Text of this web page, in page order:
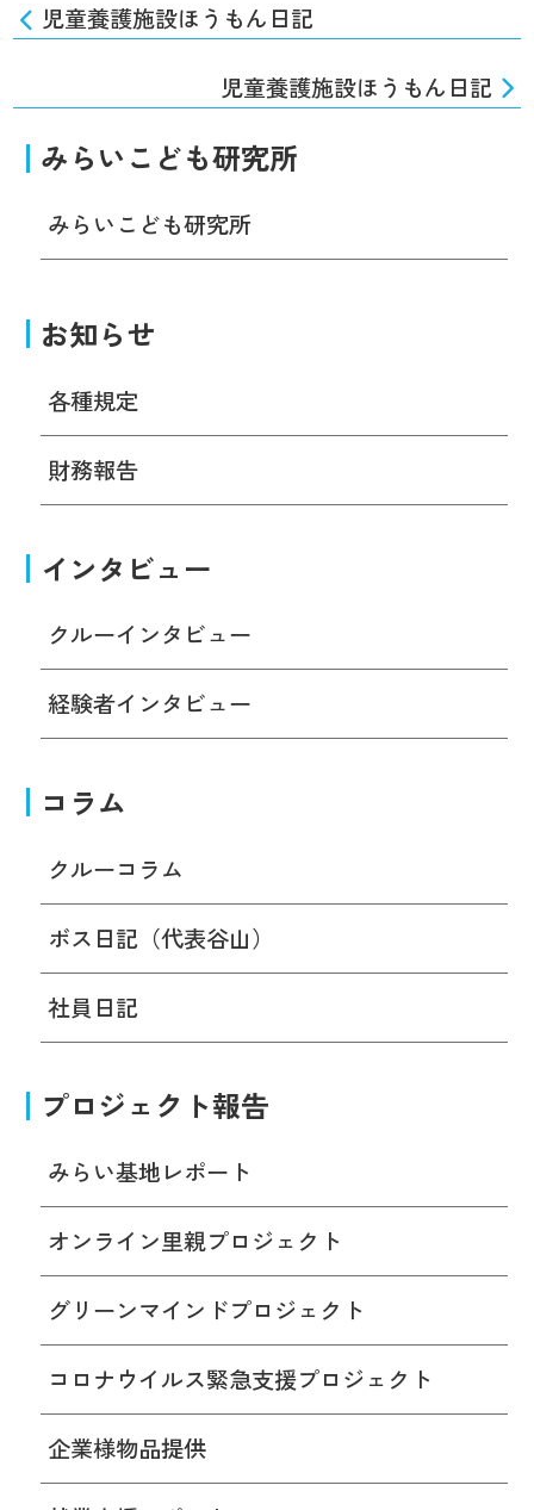
児童養護施設ほうもん日記
児童養護施設ほうもん日記
みらいこども研究所
みらいこども研究所
お知らせ
各種規定
財務報告
インタビュー
クルーインタビュー
経験者インタビュー
コラム
クルーコラム
ボス日記（代表谷山）
社員日記
プロジェクト報告
みらい基地レポート
オンライン里親プロジェクト
グリーンマインドプロジェクト
コロナウイルス緊急支援プロジェクト
企業様物品提供